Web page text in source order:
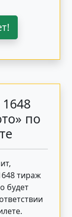
по
тираж
будет